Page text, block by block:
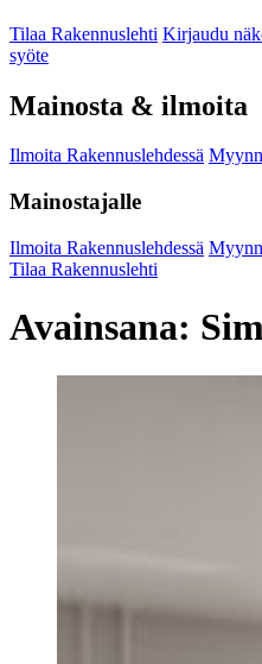
Tilaa Rakennuslehti Kirjaudu
syöte
Mainosta & ilmoita
Ilmoita Rakennuslehdessä
Mainostajalle
Ilmoita Rakennuslehdessä
Tilaa Rakennuslehti
Avainsana: